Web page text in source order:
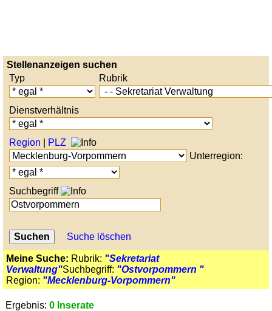
Stellenanzeigen suchen
Typ
Rubrik
Dienstverhältnis
Region
PLZ
Unterregion:
Suchbegriff
Suche löschen
Meine Suche: Rubrik: "Sekretariat
Verwaltung"Suchbegriff: "Ostvorpommern "
Region: "Mecklenburg-Vorpommern"
Ergebnis: 0 Inserate